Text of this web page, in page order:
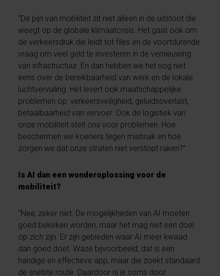
“De pijn van mobiliteit zit niet alleen in de uitstoot die
weegt op de globale klimaatcrisis. Het gaat ook om
de verkeersdruk die leidt tot files en de voortdurende
vraag om veel geld te investeren in de vernieuwing
van infrastructuur. En dan hebben we het nog niet
eens over de bereikbaarheid van werk en de lokale
luchtvervuiling. Het levert ook maatschappelijke
problemen op: verkeersveiligheid, geluidsoverlast,
betaalbaarheid van vervoer. Ook de logistiek van
onze mobiliteit stelt ons voor problemen. Hoe
beschermen we koeriers tegen misbruik en hoe
zorgen we dat onze straten niet verstopt raken?”
Is AI dan een wonderoplossing voor de
mobiliteit?
“Nee, zeker niet. De mogelijkheden van AI moeten
goed bekeken worden, maar het mag niet een doel
op zich zijn. Er zijn gebieden waar AI meer kwaad
dan goed doet. Waze bijvoorbeeld, dat is een
handige en effectieve app, maar die zoekt standaard
de snelste route. Daardoor rij je soms door